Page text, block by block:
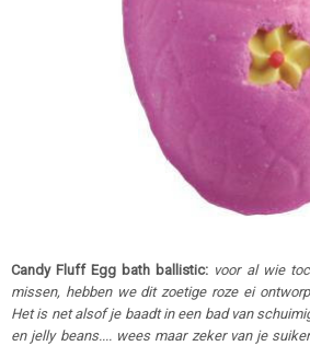
Candy Fluff Egg bath ballistic: voor al wie
missen, hebben we dit zoetige roze ei
Het is net alsof je baadt in een bad van
en jelly beans.... wees maar zeker van je